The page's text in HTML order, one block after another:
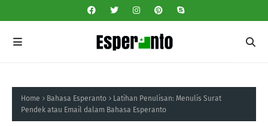
Home Bahasa Esperanto
Latihan Penulisan: Menulis Surat
Pendek atau Email dalam Bahasa Esperanto